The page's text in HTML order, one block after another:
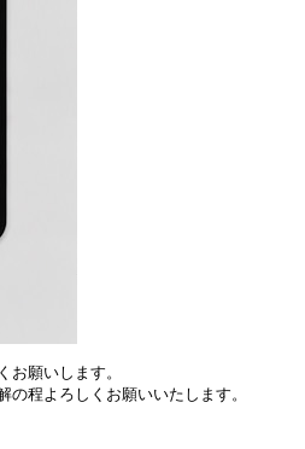
願いします。
程よろしくお願いいたします。